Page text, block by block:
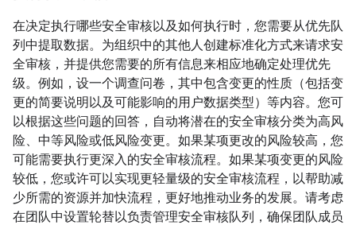
在决定执行哪些安全审核以及如何执行时，您需要从优先队
列中提取数据。为组织中的其他人创建标准化方式来请求安
全审核，并提供您需要的所有信息来相应地确定处理优先
级。例如，设一个调查问卷，其中包含变更的性质（包括变
更的简要说明以及可能影响的用户数据类型）等内容。您可
以根据这些问题的回答，自动将潜在的安全审核分类为高风
险、中等风险或低风险变更。如果某项更改的风险较高，您
可能需要执行更深入的安全审核流程。如果某项变更的风险
较低，您或许可以实现更轻量级的安全审核流程，以帮助减
少所需的资源并加快流程，更好地推动业务的发展。请考虑
在团队中设置轮替以负责管理安全审核队列，确保团队成员